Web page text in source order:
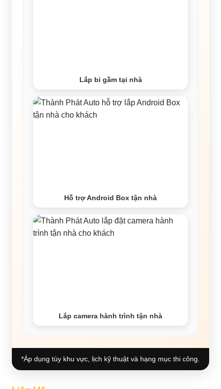
Lắp bi gầm tại nhà
Hỗ trợ Android Box tận nhà
Lắp camera hành trình tận nhà
*Áp dụng tùy khu vực, lịch kỹ thuật và hạng mục thi công.